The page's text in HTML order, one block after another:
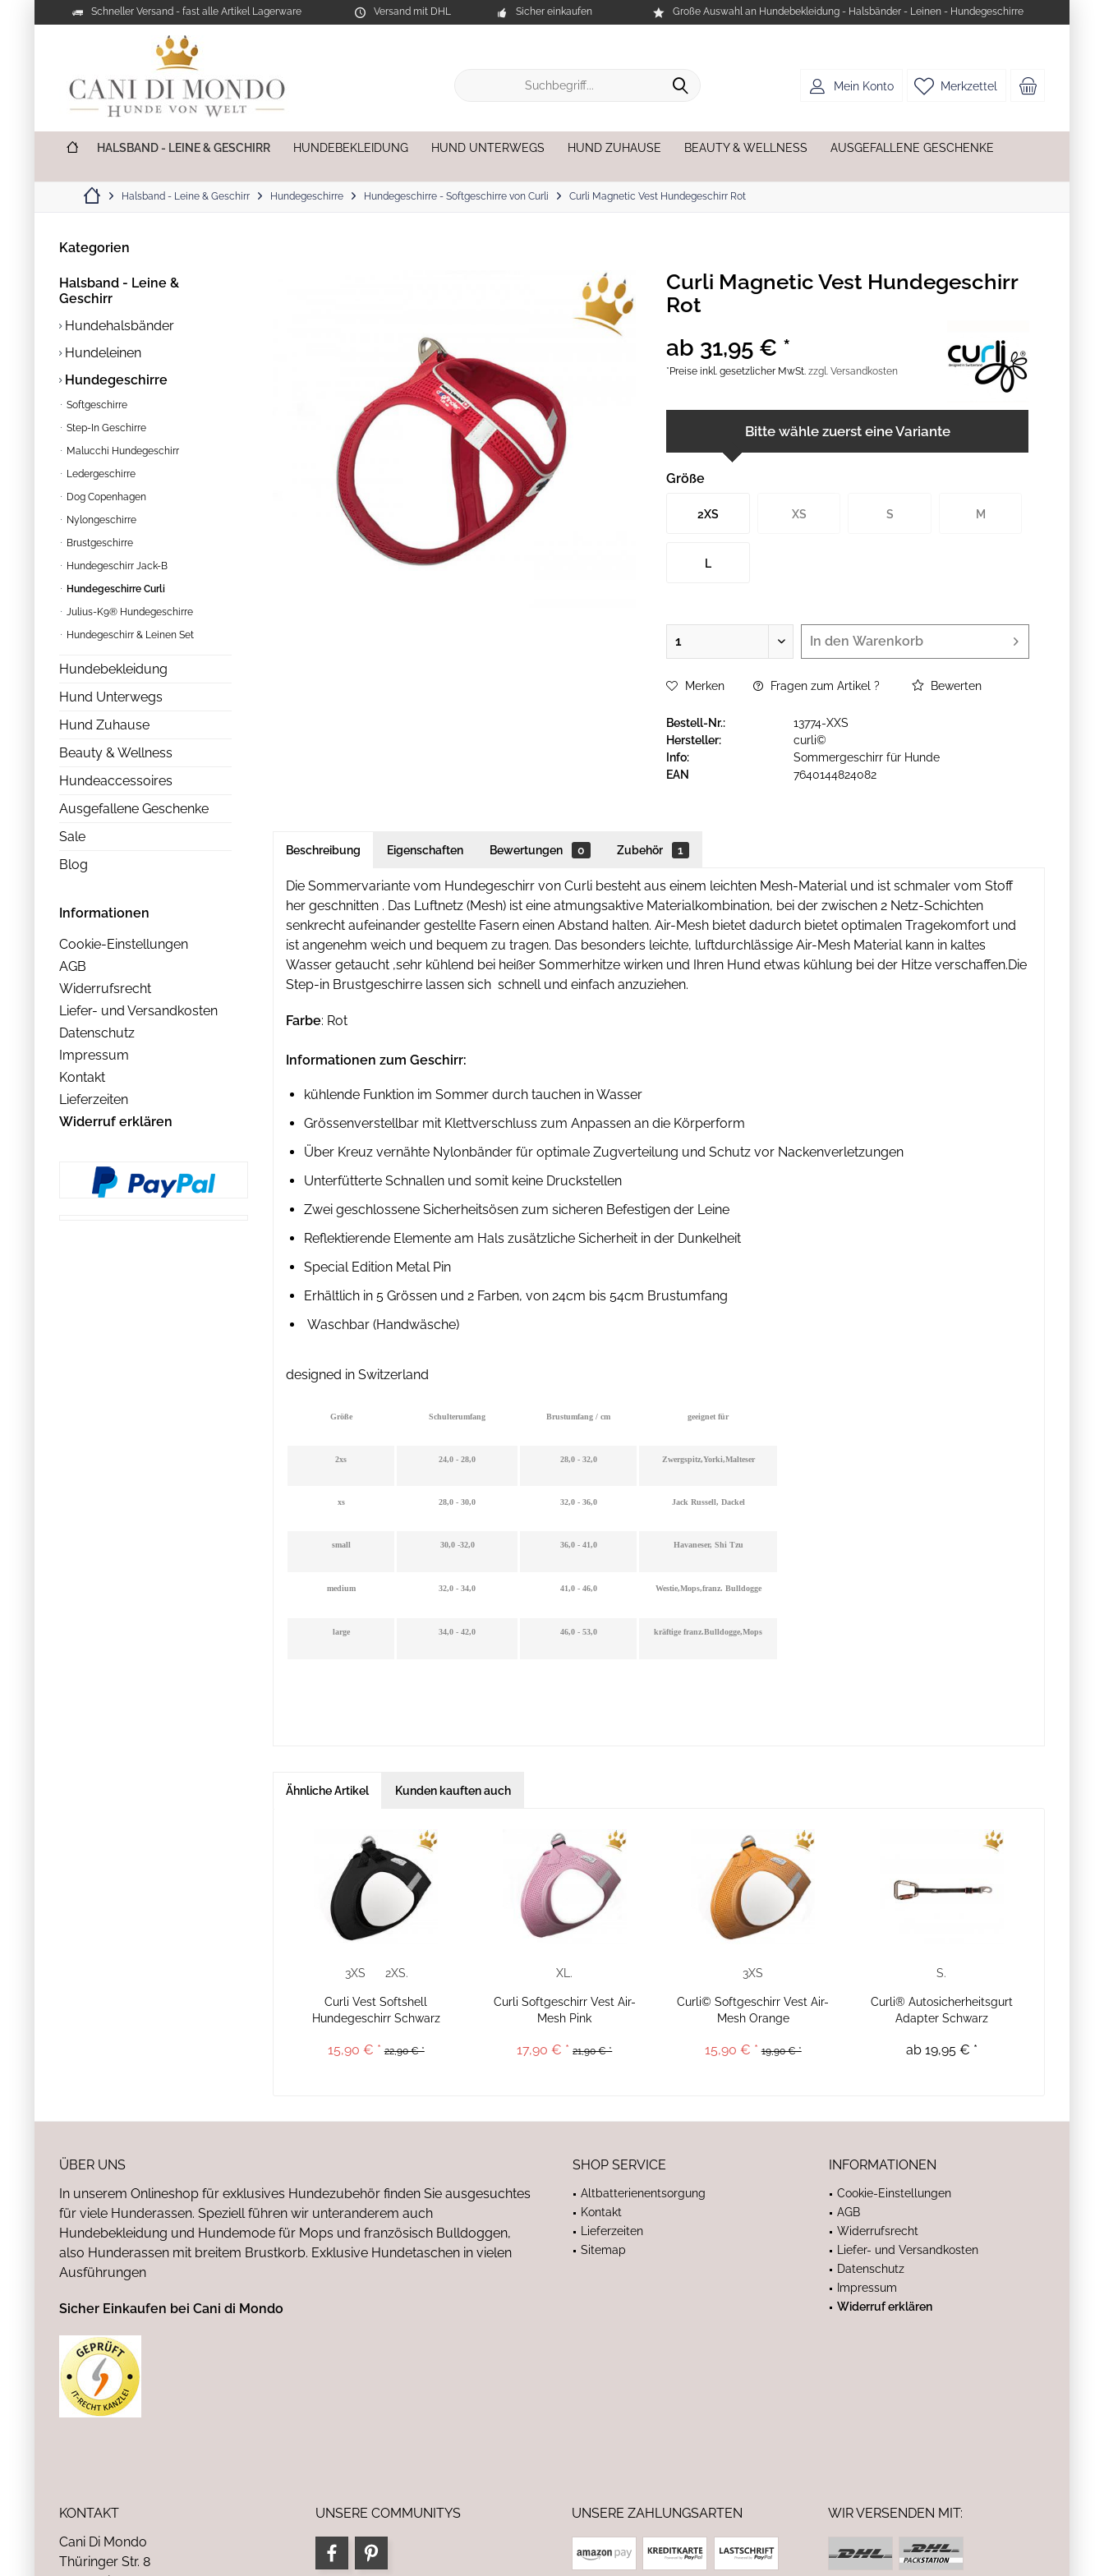
Schneller Versand - fast alle Artikel Lagerware Versand mit DHL Sicher einkaufen Große Auswahl an Hundebekleidung - Halsbänder - Leinen - Hundegeschirre
Merkzettel
Mein Konto
HALSBAND - LEINE & GESCHIRR HUNDEBEKLEIDUNG HUND UNTERWEGS HUND ZUHAUSE BEAUTY & WELLNESS AUSGEFALLENE GESCHENKE
Halsband - Leine & Geschirr Hundegeschirre Hundegeschirre - Softgeschirre von Curli Curli Magnetic Vest Hundegeschirr Rot
Kategorien
Halsband - Leine &
Geschirr
Hundehalsbänder
Hundeleinen
Hundegeschirre
Softgeschirre
Step-In Geschirre
Malucchi Hundegeschirr
Ledergeschirre
Dog Copenhagen
Nylongeschirre
Brustgeschirre
Hundegeschirr Jack-B
Hundegeschirre Curli
Julius-K9® Hundegeschirre
Hundegeschirr & Leinen Set
Hundebekleidung
Hund Unterwegs
Hund Zuhause
Beauty & Wellness
Hundeaccessoires
Ausgefallene Geschenke
Sale
Blog
Informationen
Cookie-Einstellungen
AGB
Widerrufsrecht
Liefer- und Versandkosten
Datenschutz
Impressum
Kontakt
Lieferzeiten
Widerruf erklären
Curli Magnetic Vest Hundegeschirr
Rot
ab 31,95 € *
*Preise inkl. gesetzlicher MwSt.zzgl. Versandkosten
Bitte wähle zuerst eine Variante
Größe
2XS XS S M
L
In den Warenkorb
Merken Fragen zum Artikel ? Bewerten
Bestell-Nr.:
13774-XXS
Hersteller:
curli©
Info:
Sommergeschirr für Hunde
EAN
7640144824082
Beschreibung Eigenschaften Bewertungen 0 Zubehör 1
Die Sommervariante vom Hundegeschirr von Curli besteht aus einem leichten Mesh-Material und ist schmaler vom Stoff
her geschnitten . Das Luftnetz (Mesh) ist eine atmungsaktive Materialkombination, bei der zwischen 2 Netz-Schichten
senkrecht aufeinander gestellte Fasern einen Abstand halten. Air-Mesh bietet dadurch bietet optimalen Tragekomfort und
ist angenehm weich und bequem zu tragen. Das besonders leichte, luftdurchlässige Air-Mesh Material kann in kaltes
Wasser getaucht ,sehr kühlend bei heißer Sommerhitze wirken und Ihren Hund etwas kühlung bei der Hitze verschaffen.Die
Step-in Brustgeschirre lassen sich schnell und einfach anzuziehen.
Farbe: Rot
Informationen zum Geschirr:
kühlende Funktion im Sommer durch tauchen in Wasser
Grössenverstellbar mit Klettverschluss zum Anpassen an die Körperform
Über Kreuz vernähte Nylonbänder für optimale Zugverteilung und Schutz vor Nackenverletzungen
Unterfütterte Schnallen und somit keine Druckstellen
Zwei geschlossene Sicherheitsösen zum sicheren Befestigen der Leine
Reflektierende Elemente am Hals zusätzliche Sicherheit in der Dunkelheit
Special Edition Metal Pin
Erhältlich in 5 Grössen und 2 Farben, von 24cm bis 54cm Brustumfang
Waschbar (Handwäsche)
designed in Switzerland
Größe Schulterumfang Brustumfang / cm geeignet für
2xs 24,0 - 28,0 28,0 - 32,0 Zwergspitz,Yorki,Malteser
xs 28,0 - 30,0 32,0 - 36,0 Jack Russell, Dackel
small 30,0 -32,0 36,0 - 41,0 Havaneser, Shi Tzu
medium 32,0 - 34,0 41,0 - 46,0 Westie,Mops,franz. Bulldogge
large 34,0 - 42,0 46,0 - 53,0 kräftige franz.Bulldogge,Mops
Ähnliche Artikel Kunden kauften auch
3XS 2XS.
Curli Vest Softshell
Hundegeschirr Schwarz
15,90 € * 22,90 € *
XL.
Curli Softgeschirr Vest Air-
Mesh Pink
17,90 € * 21,90 € *
3XS
Curli© Softgeschirr Vest Air-
Mesh Orange
15,90 € * 19,90 € *
S.
Curli® Autosicherheitsgurt
Adapter Schwarz
ab 19,95 € *
ÜBER UNS
In unserem Onlineshop für exklusives Hundezubehör finden Sie ausgesuchtes
für viele Hunderassen. Speziell führen wir unteranderem auch
Hundebekleidung und Hundemode für Mops und französisch Bulldoggen,
also Hunderassen mit breitem Brustkorb. Exklusive Hundetaschen in vielen
Ausführungen
Sicher Einkaufen bei Cani di Mondo
SHOP SERVICE
Altbatterienentsorgung
Kontakt
Lieferzeiten
Sitemap
INFORMATIONEN
Cookie-Einstellungen
AGB
Widerrufsrecht
Liefer- und Versandkosten
Datenschutz
Impressum
Widerruf erklären
KONTAKT
Cani Di Mondo
Thüringer Str. 8
UNSERE COMMUNITYS UNSERE ZAHLUNGSARTEN WIR VERSENDEN MIT: